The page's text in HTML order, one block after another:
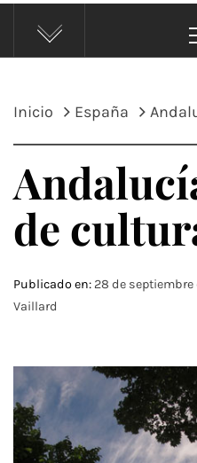
Inicio España
de
Publicado en: 28 de septiembre
Vaillard